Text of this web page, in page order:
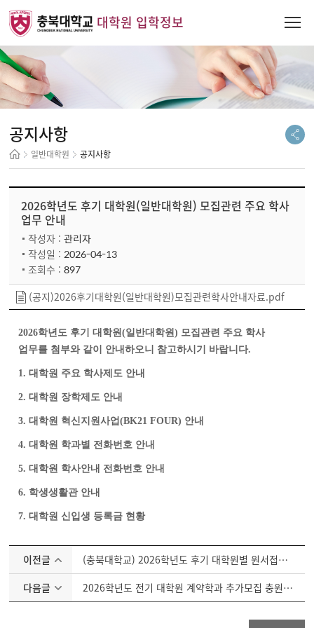
대학원 입학정보
공지사항
일반대학원 공지사항
2026학년도 후기 대학원(일반대학원) 모집관련 주요 학사
업무 안내
작성자 :관리자
작성일 :2026-04-13
조회수 :897
(공지)2026후기대학원(일반대학원)모집관련학사안내자료.pdf
2026학년도 후기 대학원(일반대학원) 모집관련 주요 학사
업무를 첨부와 같이 안내하오니 참고하시기 바랍니다.
1. 대학원 주요 학사제도 안내
2. 대학원 장학제도 안내
3. 대학원 혁신지원사업(BK21 FOUR) 안내
4. 대학원 학과별 전화번호 안내
5. 대학원 학사안내 전화번호 안내
6. 학생생활관 안내
7. 대학원 신입생 등록금 현황
이전글
(충북대학교) 2026학년도 후기 대학원별 원서접수 일정 안내
다음글
2026학년도 전기 대학원 계약학과 추가모집 충원합격자 발표